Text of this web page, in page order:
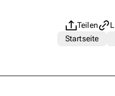
Teilen
Startseite